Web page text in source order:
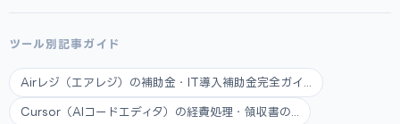
ツール別記事ガイド
Airレジ（エアレジ）の補助金・IT導入補助金完全ガイ...
Cursor（AIコードエディタ）の経費処理・領収書の...